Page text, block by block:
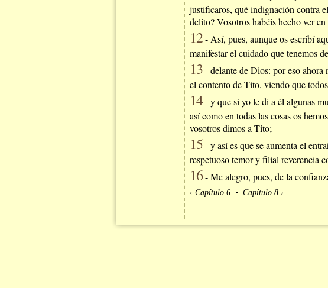
justificaros, qué indignación contra
delito? Vosotros habéis hecho ver
12- Así, pues, aunque os escribí
manifestar el cuidado que tenemos
13- delante de Dios: por eso ahora
el contento de Tito, viendo que
14- y que si yo le di a él algunas
así como en todas las cosas os
vosotros dimos a Tito;
15- y así es que se aumenta el
respetuoso temor y filial reverencia
16- Me alegro, pues, de la
‹ Capítulo 6 • Capítulo 8 ›